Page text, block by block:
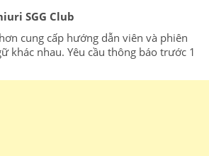
SGG Club
cung cấp hướng dẫn viên và phiên
khác nhau. Yêu cầu thông báo trước 1